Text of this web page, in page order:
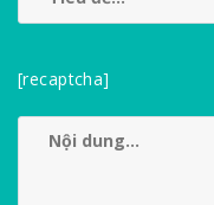
[recaptcha]